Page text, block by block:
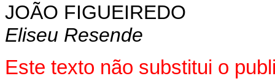
JOÃO FIGUEIREDO
Eliseu Resende
Este texto não substitui o